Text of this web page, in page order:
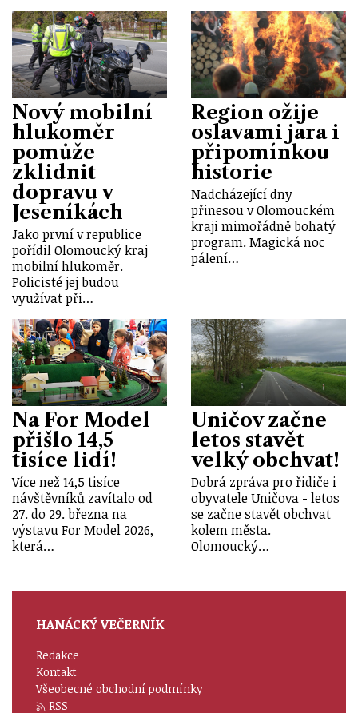
Nový mobilní
hlukoměr
pomůže
zklidnit
dopravu v
Jeseníkách
Jako první v republice
pořídil Olomoucký kraj
mobilní hlukoměr.
Policisté jej budou
využívat při…
Region ožije
oslavami jara i
připomínkou
historie
Nadcházející dny
přinesou v Olomouckém
kraji mimořádně bohatý
program. Magická noc
pálení…
Na For Model
přišlo 14,5
tisíce lidí!
Více než 14,5 tisíce
návštěvníků zavítalo od
27. do 29. března na
výstavu For Model 2026,
která…
Uničov začne
letos stavět
velký obchvat!
Dobrá zpráva pro řidiče i
obyvatele Uničova - letos
se začne stavět obchvat
kolem města.
Olomoucký…
HANÁCKÝ VEČERNÍK
Redakce
Kontakt
Všeobecné obchodní podmínky
RSS